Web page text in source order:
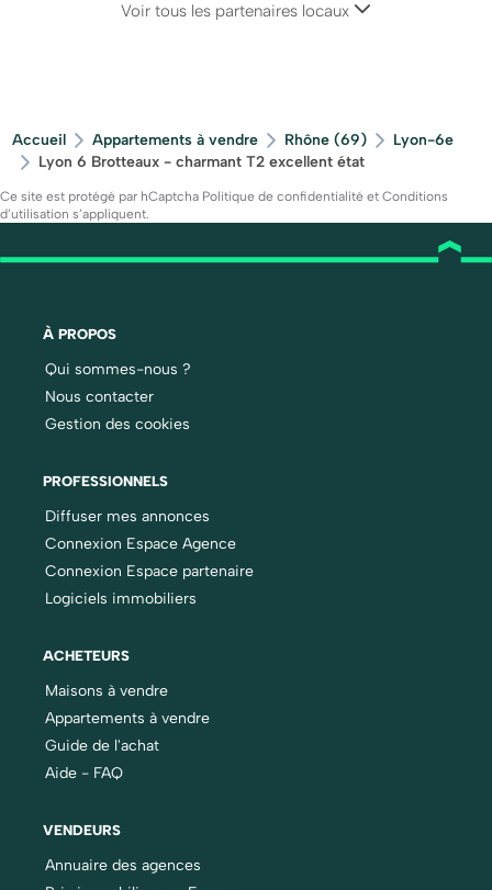
Voir tous les partenaires locaux
Accueil Appartements à vendre Rhône (69)
Lyon-6e
Lyon 6 Brotteaux - charmant T2 excellent état
Ce site est protégé par hCaptcha Politique de confidentialité et Conditions
d’utilisation s’appliquent.
À PROPOS
Qui sommes-nous ?
Nous contacter
Gestion des cookies
PROFESSIONNELS
Diffuser mes annonces
Connexion Espace Agence
Connexion Espace partenaire
Logiciels immobiliers
ACHETEURS
Maisons à vendre
Appartements à vendre
Guide de l'achat
Aide - FAQ
VENDEURS
Annuaire des agences